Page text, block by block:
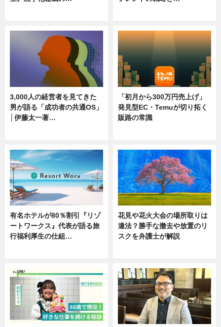
3,000人の経営者を見てきた
男が語る「成功者の共通OS」
│伊藤太一著…
「初月から300万円売上げ」
発見型EC・Temuが切り拓く
販路の常識
有名ホテルが80％割引『リゾ
ートワークス』代表が語る旅
行福利厚生の仕組…
花見や花火大会の場所取りは
違法？勝手な撤去や放置のリ
スクを弁護士が解説